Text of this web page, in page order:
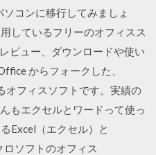
コンに移行してみましょ
しているフリーのオフィスス
ビュー、ダウンロードや使い
からフォークした、
フィスソフトです。実績の
もエクセルとワードって使っ
Excel（エクセル）と
ソフトのオフィス